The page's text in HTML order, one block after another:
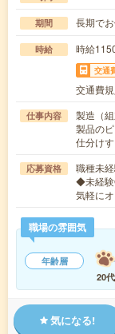
期間 長期で
時給 時給
交通
交通費
仕事内容
製造（組
製品の
仕分け
応募資格
職種未
◆未経験
気軽に
職場の雰囲気
年齢層
20代
気になる!